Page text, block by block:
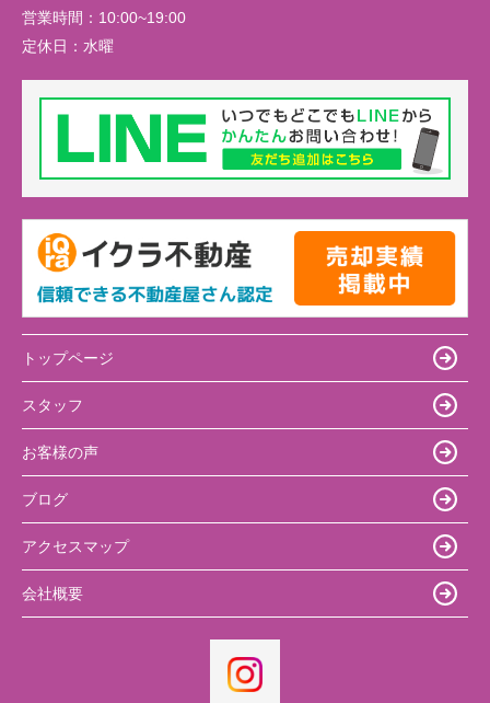
営業時間： 10:00~19:00
定休日： 水曜
トップページ
スタッフ
お客様の声
ブログ
アクセスマップ
会社概要